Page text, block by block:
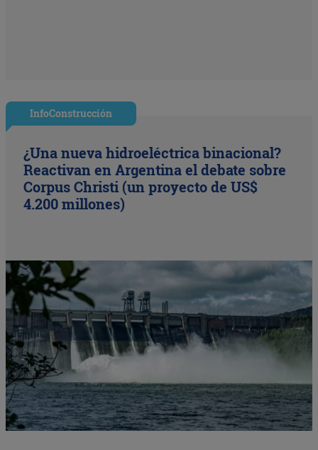
InfoConstrucción
¿Una nueva hidroeléctrica binacional?
Reactivan en Argentina el debate sobre
Corpus Christi (un proyecto de US$
4.200 millones)